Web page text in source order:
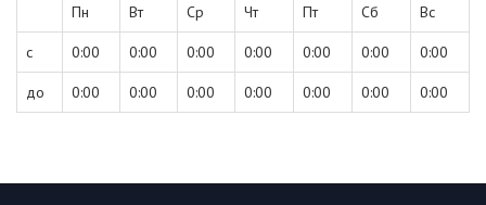
Пн Вт Ср Чт Пт Сб Вс
с 0:00 0:00 0:00 0:00 0:00 0:00 0:00
до 0:00 0:00 0:00 0:00 0:00 0:00 0:00